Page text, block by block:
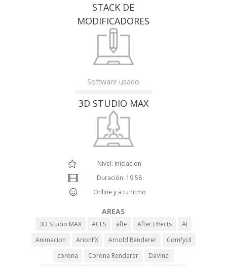
STACK DE
MODIFICADORES
Software usado
3D STUDIO MAX
Nivel: iniciacion
Duración: 19:58
Online y a tu ritmo
AREAS
3D Studio MAX ACES afte After Effects
AI
Animacion
ArionFX Arnold Renderer
ComfyUI
corona
Corona Renderer DaVinci